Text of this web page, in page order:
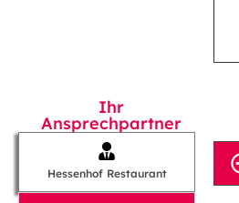
Ihr
Ansprechpartner
Hessenhof Restaurant